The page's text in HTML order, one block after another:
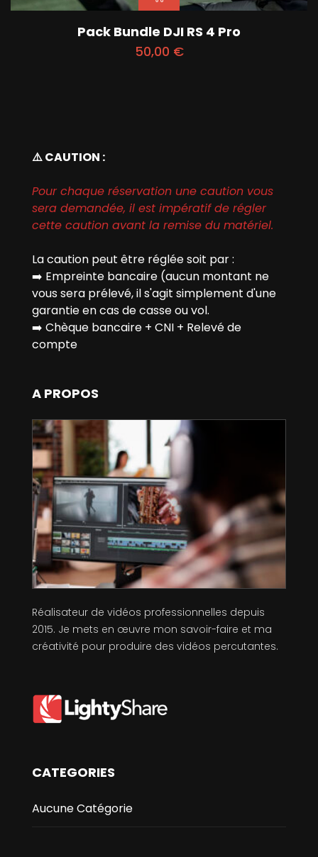
Pack Bundle DJI RS 4 Pro
50,00 €
⚠️ CAUTION :
Pour chaque réservation une caution vous
sera demandée, il est impératif de régler
cette caution avant la remise du matériel.
La caution peut être réglée soit par :
➡️ Empreinte bancaire (aucun montant ne
vous sera prélevé, il s'agit simplement d'une
garantie en cas de casse ou vol.
➡️ Chèque bancaire + CNI + Relevé de
compte
A PROPOS
Réalisateur de vidéos professionnelles depuis
2015. Je mets en œuvre mon savoir-faire et ma
créativité pour produire des vidéos percutantes.
CATEGORIES
Aucune Catégorie